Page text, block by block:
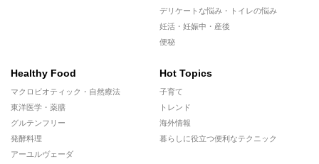
デリケートな悩み・トイレの悩み
妊活・妊娠中・産後
便秘
Healthy Food
マクロビオティック・自然療法
東洋医学・薬膳
グルテンフリー
発酵料理
アーユルヴェーダ
Hot Topics
子育て
トレンド
海外情報
暮らしに役立つ便利なテクニック